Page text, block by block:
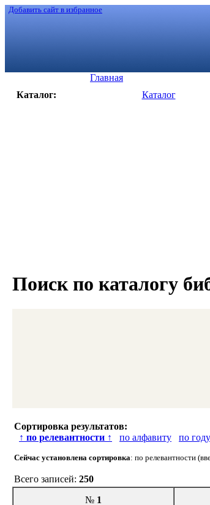
Добавить сайт в избранное
Главная
Каталог:
Каталог
Поиск по каталогу
Сортировка результатов:
↑ по релевантности ↑ по алфавиту по
Сейчас установлена сортировка: по релевантности
Всего записей: 250
№ 1